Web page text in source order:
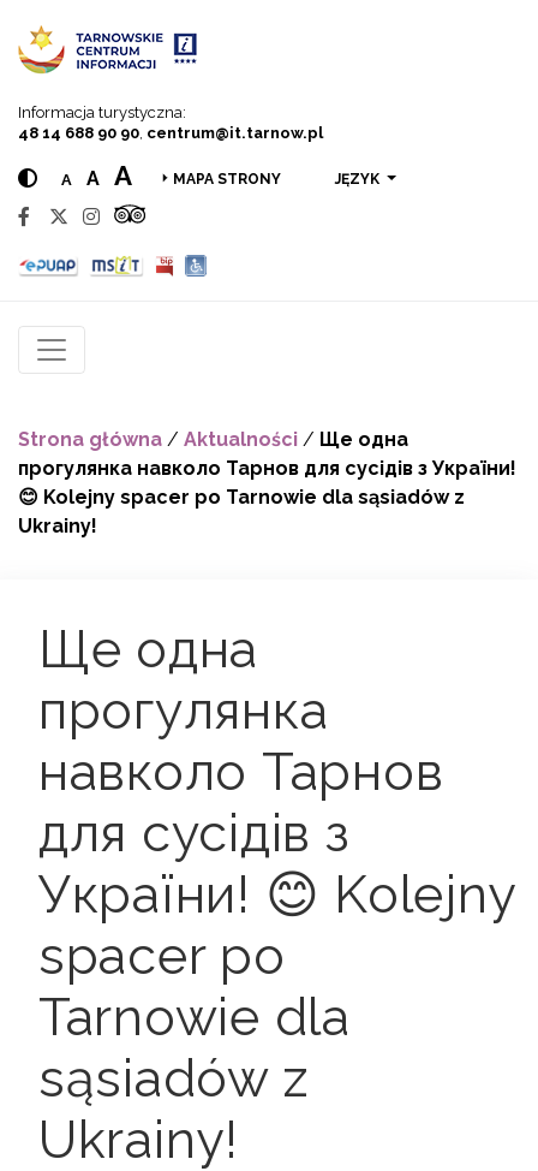
Informacja turystyczna:
48 14 688 90 90 centrum@it.tarnow.pl
A A A MAPA STRONY JĘZYK
Strona główna / Aktualności / Ще одна
прогулянка навколо Тарнов для сусідів з України!
😊 Kolejny spacer po Tarnowie dla sąsiadów z
Ukrainy!
Ще одна
прогулянка
навколо Тарнов
для сусідів з
України! 😊 Kolejny
spacer po
Tarnowie dla
sąsiadów z
Ukrainy!